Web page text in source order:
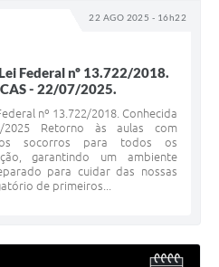
22 AGO 2025 - 16h22
Federal nº 13.722/2018.
- 22/07/2025.
nº 13.722/2018. Conhecida
2025 Retorno às aulas com
socorros para todos os
garantindo um ambiente
para cuidar das nossas
de primeiros...